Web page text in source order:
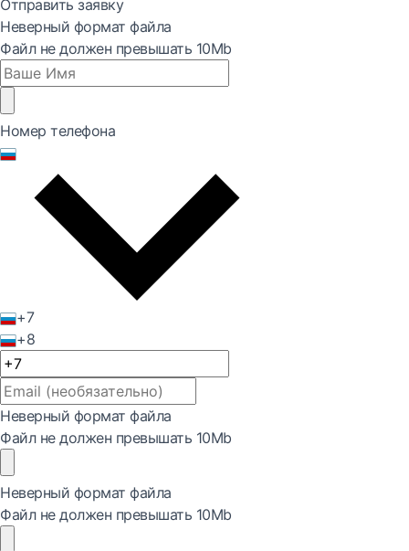
Отправить заявку
Неверный формат файла
Файл не должен превышать 10Mb
Номер телефона
+7
+8
Неверный формат файла
Файл не должен превышать 10Mb
Неверный формат файла
Файл не должен превышать 10Mb